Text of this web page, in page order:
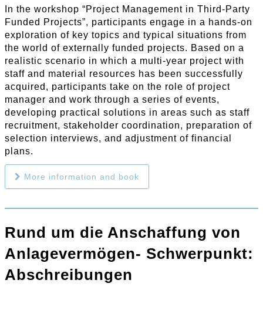
In the workshop “Project Management in Third-Party
Funded Projects”, participants engage in a hands-on
exploration of key topics and typical situations from
the world of externally funded projects. Based on a
realistic scenario in which a multi-year project with
staff and material resources has been successfully
acquired, participants take on the role of project
manager and work through a series of events,
developing practical solutions in areas such as staff
recruitment, stakeholder coordination, preparation of
selection interviews, and adjustment of financial
plans.
More information and book
Rund um die Anschaffung von
Anlagevermögen- Schwerpunkt:
Abschreibungen